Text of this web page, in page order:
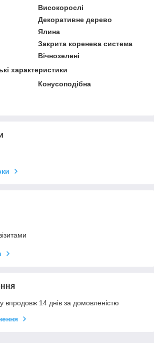
Високорослі
Декоративне дерево
Ялина
Закрита коренева система
Вічнозелені
характеристики
Конусоподібна
впродовж 14 днів за домовленістю